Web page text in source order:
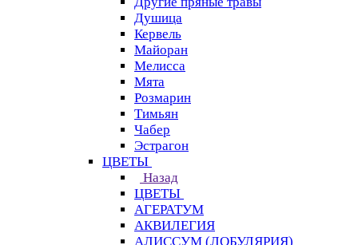
Душица
Кервель
Майоран
Мелисса
Мята
Розмарин
Тимьян
Чабер
Эстрагон
ЦВЕТЫ
Назад
ЦВЕТЫ
АГЕРАТУМ
АКВИЛЕГИЯ
АЛИССУМ (ЛОБУЛЯРИЯ)